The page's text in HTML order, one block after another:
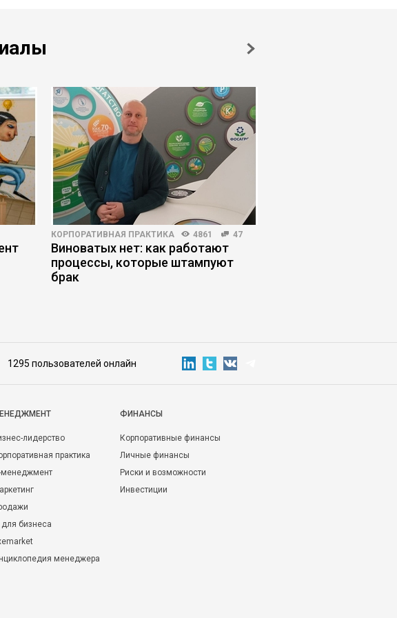
КОРПОРАТИВНАЯ ПРАКТИКА 4861 47
Виноватых нет: как работают
процессы, которые штампуют
брак
1295 пользователей онлайн
лидерство
практика
менеджмент
для бизнеса
менеджера
ФИНАНСЫ
Корпоративные финансы
Личные финансы
Риски и возможности
Инвестиции